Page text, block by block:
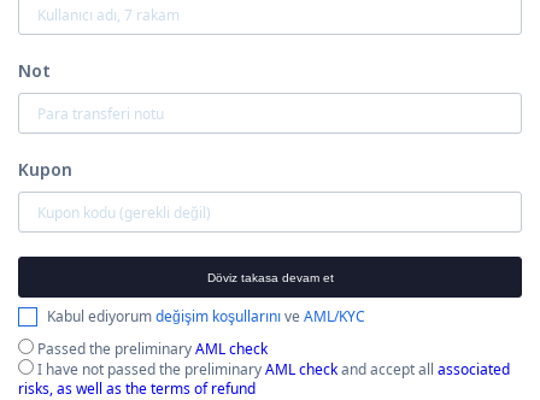
Not
Kupon
Döviz takasa devam et
Kabul ediyorumdeğişim koşullarınıveAML/KYC
Passed the preliminaryAML check
I have not passed the preliminaryAML checkand accept all associated
risks, as well as the terms of refund